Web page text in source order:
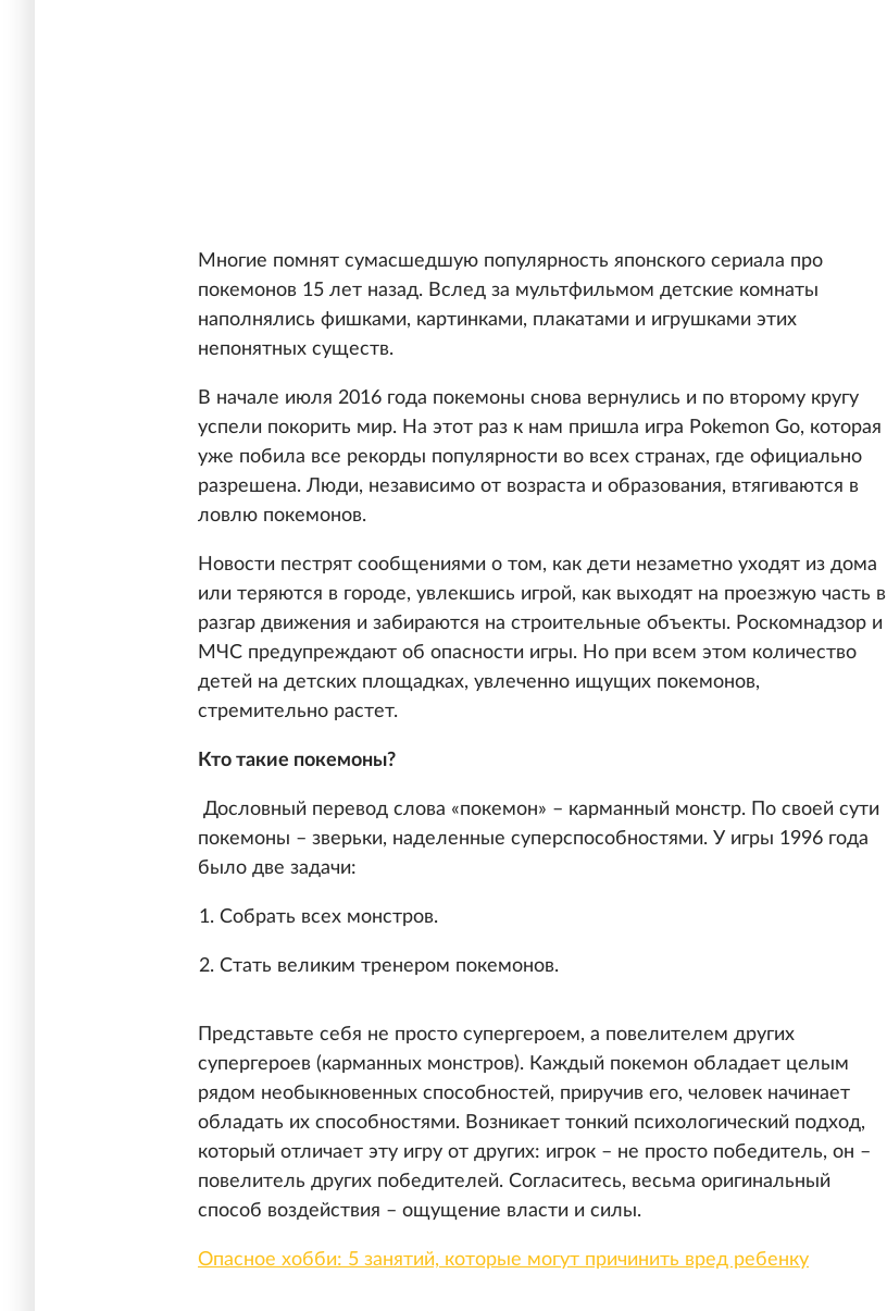
Многие помнят сумасшедшую популярность японского сериала про
покемонов 15 лет назад. Вслед за мультфильмом детские комнаты
наполнялись фишками, картинками, плакатами и игрушками этих
непонятных существ.
В начале июля 2016 года покемоны снова вернулись и по второму кругу
успели покорить мир. На этот раз к нам пришла игра Pokemon Go, которая
уже побила все рекорды популярности во всех странах, где официально
разрешена. Люди, независимо от возраста и образования, втягиваются в
ловлю покемонов.
Новости пестрят сообщениями о том, как дети незаметно уходят из дома
или теряются в городе, увлекшись игрой, как выходят на проезжую часть в
разгар движения и забираются на строительные объекты. Роскомнадзор и
МЧС предупреждают об опасности игры. Но при всем этом количество
детей на детских площадках, увлеченно ищущих покемонов,
стремительно растет.
Кто такие покемоны?
Дословный перевод слова «покемон» – карманный монстр. По своей сути
покемоны – зверьки, наделенные суперспособностями. У игры 1996 года
было две задачи:
Собрать всех монстров.
Стать великим тренером покемонов.
Представьте себя не просто супергероем, а повелителем других
супергероев (карманных монстров). Каждый покемон обладает целым
рядом необыкновенных способностей, приручив его, человек начинает
обладать их способностями. Возникает тонкий психологический подход,
который отличает эту игру от других: игрок – не просто победитель, он –
повелитель других победителей. Согласитесь, весьма оригинальный
способ воздействия – ощущение власти и силы.
Опасное хобби: 5 занятий, которые могут причинить вред ребенку